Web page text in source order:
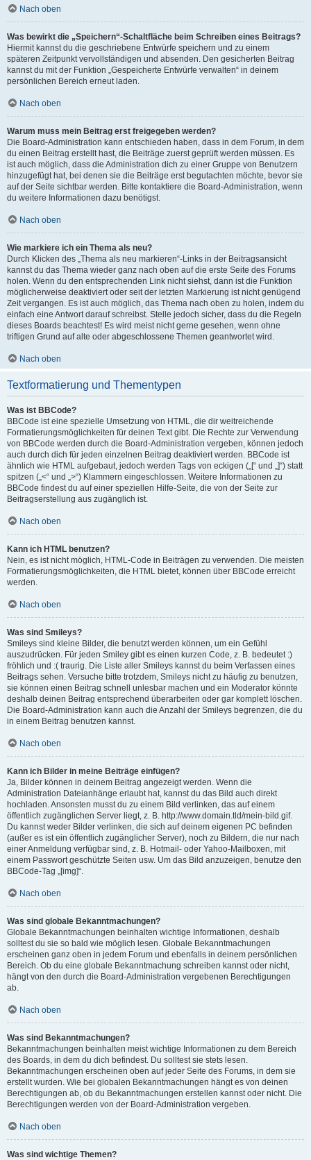
Nach oben
Was bewirkt die „Speichern“-Schaltfläche beim Schreiben eines Beitrags?
Hiermit kannst du die geschriebene Entwürfe speichern und zu einem
späteren Zeitpunkt vervollständigen und absenden. Den gesicherten Beitrag
kannst du mit der Funktion „Gespeicherte Entwürfe verwalten“ in deinem
persönlichen Bereich erneut laden.
Nach oben
Warum muss mein Beitrag erst freigegeben werden?
Die Board-Administration kann entschieden haben, dass in dem Forum, in dem
du einen Beitrag erstellt hast, die Beiträge zuerst geprüft werden müssen. Es
ist auch möglich, dass die Administration dich zu einer Gruppe von Benutzern
hinzugefügt hat, bei denen sie die Beiträge erst begutachten möchte, bevor sie
auf der Seite sichtbar werden. Bitte kontaktiere die Board-Administration, wenn
du weitere Informationen dazu benötigst.
Nach oben
Wie markiere ich ein Thema als neu?
Durch Klicken des „Thema als neu markieren“-Links in der Beitragsansicht
kannst du das Thema wieder ganz nach oben auf die erste Seite des Forums
holen. Wenn du den entsprechenden Link nicht siehst, dann ist die Funktion
möglicherweise deaktiviert oder seit der letzten Markierung ist nicht genügend
Zeit vergangen. Es ist auch möglich, das Thema nach oben zu holen, indem du
einfach eine Antwort darauf schreibst. Stelle jedoch sicher, dass du die Regeln
dieses Boards beachtest! Es wird meist nicht gerne gesehen, wenn ohne
triftigen Grund auf alte oder abgeschlossene Themen geantwortet wird.
Nach oben
Textformatierung und Thementypen
Was ist BBCode?
BBCode ist eine spezielle Umsetzung von HTML, die dir weitreichende
Formatierungsmöglichkeiten für deinen Text gibt. Die Rechte zur Verwendung
von BBCode werden durch die Board-Administration vergeben, können jedoch
auch durch dich für jeden einzelnen Beitrag deaktiviert werden. BBCode ist
ähnlich wie HTML aufgebaut, jedoch werden Tags von eckigen („[“ und „]“) statt
spitzen („<“ und „>“) Klammern eingeschlossen. Weitere Informationen zu
BBCode findest du auf einer speziellen Hilfe-Seite, die von der Seite zur
Beitragserstellung aus zugänglich ist.
Nach oben
Kann ich HTML benutzen?
Nein, es ist nicht möglich, HTML-Code in Beiträgen zu verwenden. Die meisten
Formatierungsmöglichkeiten, die HTML bietet, können über BBCode erreicht
werden.
Nach oben
Was sind Smileys?
Smileys sind kleine Bilder, die benutzt werden können, um ein Gefühl
auszudrücken. Für jeden Smiley gibt es einen kurzen Code, z. B. bedeutet :)
fröhlich und :( traurig. Die Liste aller Smileys kannst du beim Verfassen eines
Beitrags sehen. Versuche bitte trotzdem, Smileys nicht zu häufig zu benutzen,
sie können einen Beitrag schnell unlesbar machen und ein Moderator könnte
deshalb deinen Beitrag entsprechend überarbeiten oder gar komplett löschen.
Die Board-Administration kann auch die Anzahl der Smileys begrenzen, die du
in einem Beitrag benutzen kannst.
Nach oben
Kann ich Bilder in meine Beiträge einfügen?
Ja, Bilder können in deinem Beitrag angezeigt werden. Wenn die
Administration Dateianhänge erlaubt hat, kannst du das Bild auch direkt
hochladen. Ansonsten musst du zu einem Bild verlinken, das auf einem
öffentlich zugänglichen Server liegt, z. B. http://www.domain.tld/mein-bild.gif.
Du kannst weder Bilder verlinken, die sich auf deinem eigenen PC befinden
(außer es ist ein öffentlich zugänglicher Server), noch zu Bildern, die nur nach
einer Anmeldung verfügbar sind, z. B. Hotmail- oder Yahoo-Mailboxen, mit
einem Passwort geschützte Seiten usw. Um das Bild anzuzeigen, benutze den
BBCode-Tag „[img]“.
Nach oben
Was sind globale Bekanntmachungen?
Globale Bekanntmachungen beinhalten wichtige Informationen, deshalb
solltest du sie so bald wie möglich lesen. Globale Bekanntmachungen
erscheinen ganz oben in jedem Forum und ebenfalls in deinem persönlichen
Bereich. Ob du eine globale Bekanntmachung schreiben kannst oder nicht,
hängt von den durch die Board-Administration vergebenen Berechtigungen
ab.
Nach oben
Was sind Bekanntmachungen?
Bekanntmachungen beinhalten meist wichtige Informationen zu dem Bereich
des Boards, in dem du dich befindest. Du solltest sie stets lesen.
Bekanntmachungen erscheinen oben auf jeder Seite des Forums, in dem sie
erstellt wurden. Wie bei globalen Bekanntmachungen hängt es von deinen
Berechtigungen ab, ob du Bekanntmachungen erstellen kannst oder nicht. Die
Berechtigungen werden von der Board-Administration vergeben.
Nach oben
Was sind wichtige Themen?